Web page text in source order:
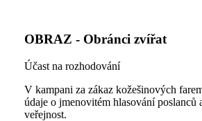
OBRAZ - Obránci zvířat
Účast na rozhodování
V kampani za zákaz kožešinových
údaje o jmenovitém hlasování poslanců
veřejnost.